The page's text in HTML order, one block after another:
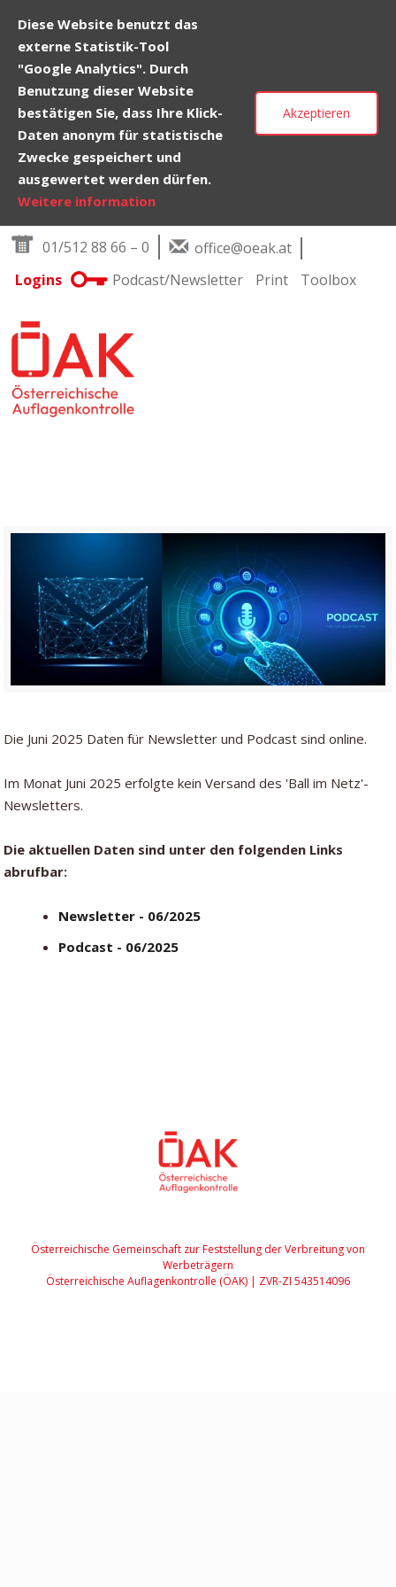
Skip to content
01/512 88 66 – 0
office@oeak.at
Logins
Podcast/Newsletter Print Toolbox
Main Navigation
Die Juni 2025 Daten für Newsletter und Podcast sind online.
Im Monat Juni 2025 erfolgte kein Versand des 'Ball im Netz'-
Newsletters.
Die aktuellen Daten sind unter den folgenden Links
abrufbar:
Newsletter - 06/2025
Podcast - 06/2025
Österreichische Gemeinschaft zur Feststellung der Verbreitung von
Werbeträgern
Österreichische Auflagenkontrolle (ÖAK) | ZVR-ZI 543514096
Diese Website benutzt das
externe Statistik-Tool
"Google Analytics". Durch
Benutzung dieser Website
bestätigen Sie, dass Ihre Klick-
Daten anonym für statistische
Zwecke gespeichert und
ausgewertet werden dürfen.
Weitere information
Akzeptieren